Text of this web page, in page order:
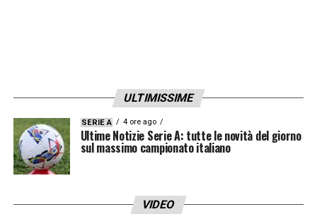
relativa alla quantità di calciatori cresciuti
nel proprio vivaio e poi venduti,è
decisamente inferiore
club del mondo. A guidare un’ipotetica
ULTIMISSIME
SERIE A 4 ore ago
Ultime Notizie Serie A: tutte le novità del giorno
sul massimo campionato italiano
VIDEO